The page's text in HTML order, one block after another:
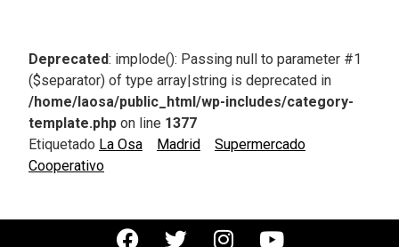
Deprecated: implode(): Passing null to parameter #1
($separator) of type array|string is deprecated in
/home/laosa/public_html/wp-includes/category-
template.php on line 1377
Etiquetado La Osa Madrid
Supermercado
Cooperativo